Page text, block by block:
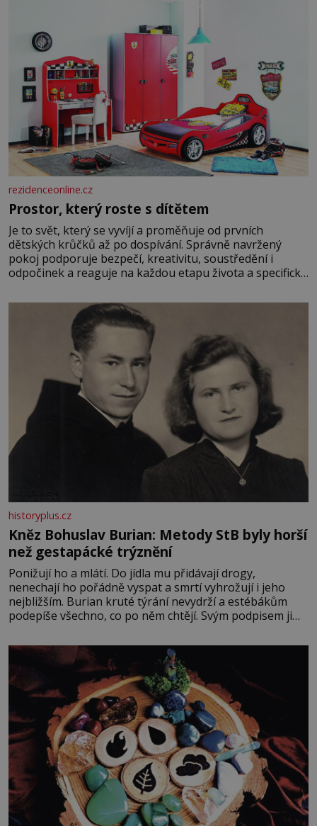
rezidenceonline.cz
Prostor, který roste s dítětem
Je to svět, který se vyvíjí a proměňuje od prvních
dětských krůčků až po dospívání. Správně navržený
pokoj podporuje bezpečí, kreativitu, soustředění i
odpočinek a reaguje na každou etapu života a specifické
měkkost a bezpečí, proto by pokoj miminka měl působit
především klidně a útulně. Předškolní věk je
historyplus.cz
Kněz Bohuslav Burian: Metody StB byly horší
než gestapácké trýznění
Ponižují ho a mlátí. Do jídla mu přidávají drogy,
nenechají ho pořádně vyspat a smrtí vyhrožují i jeho
nejbližším. Burian kruté týrání nevydrží a estébákům
podepíše všechno, co po něm chtějí. Svým podpisem jim
fyzický ani psychický nátlak. Syn brněnského řezníka
chce být knězem a